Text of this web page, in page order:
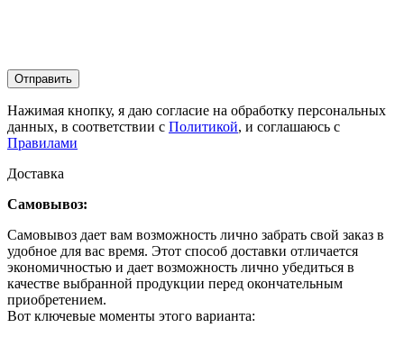
Отправить
Нажимая кнопку, я даю согласие на обработку персональных
данных, в соответствии с Политикой, и соглашаюсь с
Правилами
Доставка
Самовывоз:
Самовывоз дает вам возможность лично забрать свой заказ в
удобное для вас время. Этот способ доставки отличается
экономичностью и дает возможность лично убедиться в
качестве выбранной продукции перед окончательным
приобретением.
Вот ключевые моменты этого варианта: